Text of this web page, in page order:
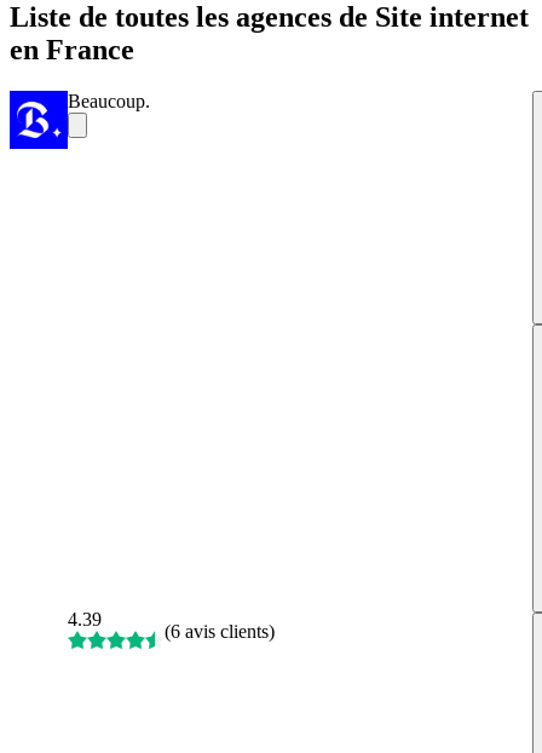
Liste de toutes les agences de Site internet
en France
Beaucoup.
4.39
(6 avis clients)